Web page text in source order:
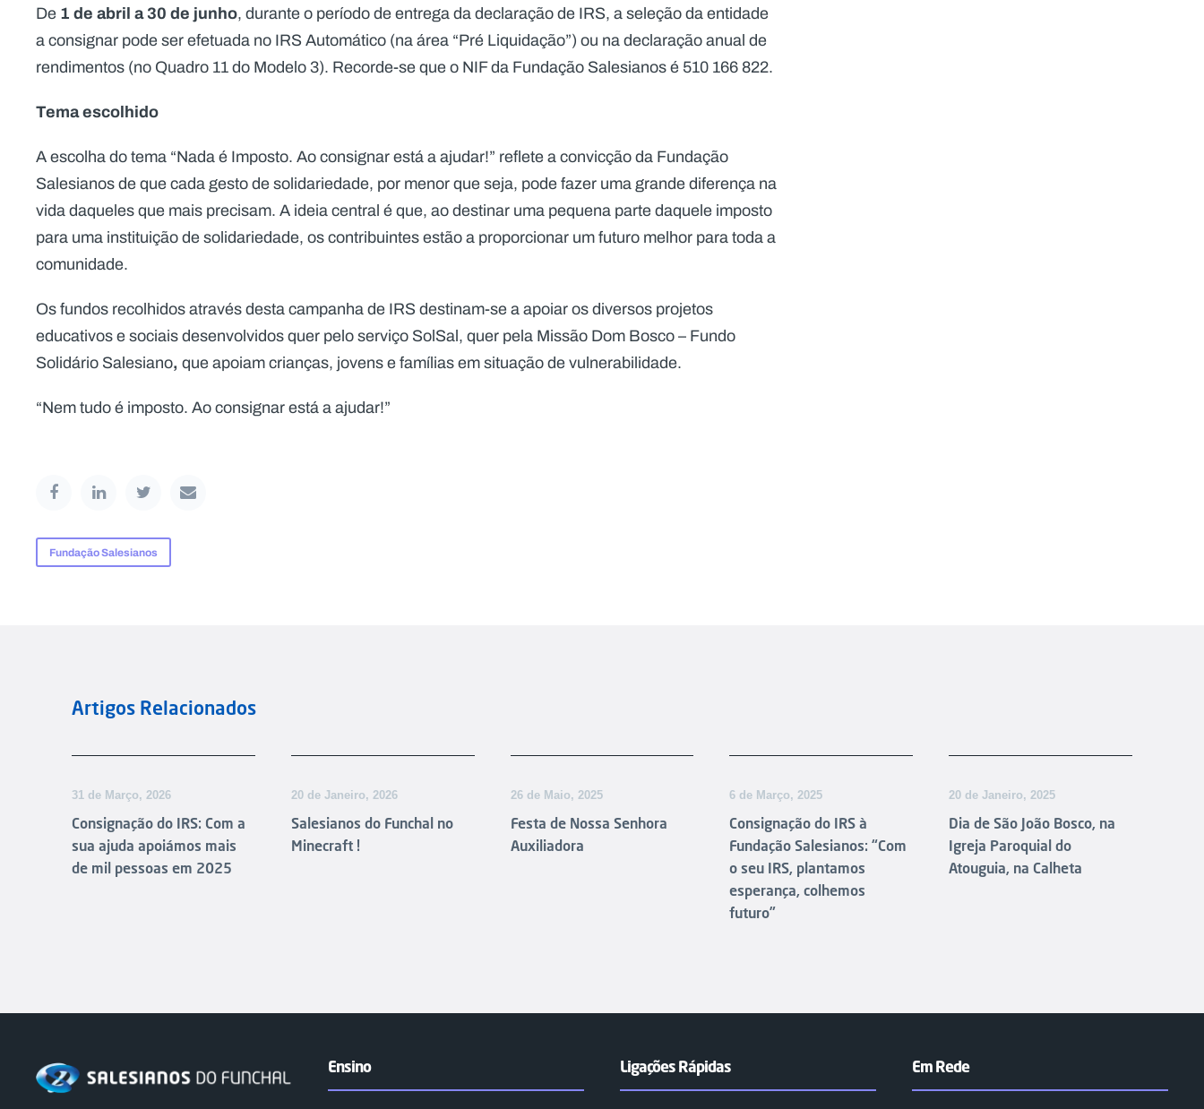
De 1 de abril a 30 de junho, durante o período de entrega da declaração de IRS, a seleção da entidade
a consignar pode ser efetuada no IRS Automático (na área “Pré Liquidação”) ou na declaração anual de
rendimentos (no Quadro 11 do Modelo 3). Recorde-se que o NIF da Fundação Salesianos é 510 166 822.
Tema escolhido
A escolha do tema “Nada é Imposto. Ao consignar está a ajudar!” reflete a convicção da Fundação
Salesianos de que cada gesto de solidariedade, por menor que seja, pode fazer uma grande diferença na
vida daqueles que mais precisam. A ideia central é que, ao destinar uma pequena parte daquele imposto
para uma instituição de solidariedade, os contribuintes estão a proporcionar um futuro melhor para toda a
comunidade.
Os fundos recolhidos através desta campanha de IRS destinam-se a apoiar os diversos projetos
educativos e sociais desenvolvidos quer pelo serviço SolSal, quer pela Missão Dom Bosco – Fundo
Solidário Salesiano, que apoiam crianças, jovens e famílias em situação de vulnerabilidade.
“Nem tudo é imposto. Ao consignar está a ajudar!”
Fundação Salesianos
Artigos Relacionados
31 de Março, 2026
Consignação do IRS: Com a
sua ajuda apoiámos mais
de mil pessoas em 2025
20 de Janeiro, 2026
Salesianos do Funchal no
Minecraft !
26 de Maio, 2025
Festa de Nossa Senhora
Auxiliadora
6 de Março, 2025
Consignação do IRS à
Fundação Salesianos: “Com
o seu IRS, plantamos
esperança, colhemos
futuro”
20 de Janeiro, 2025
Dia de São João Bosco, na
Igreja Paroquial do
Atouguia, na Calheta
Ensino Ligações Rápidas Em Rede